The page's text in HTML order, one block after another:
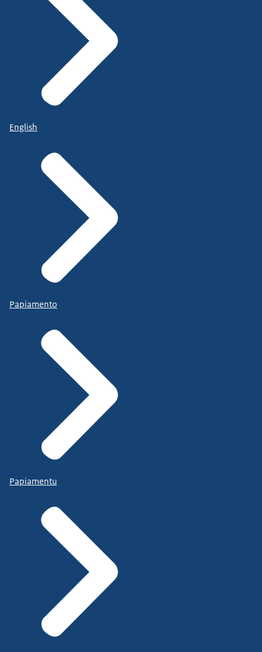
English
Papiamento
Papiamentu